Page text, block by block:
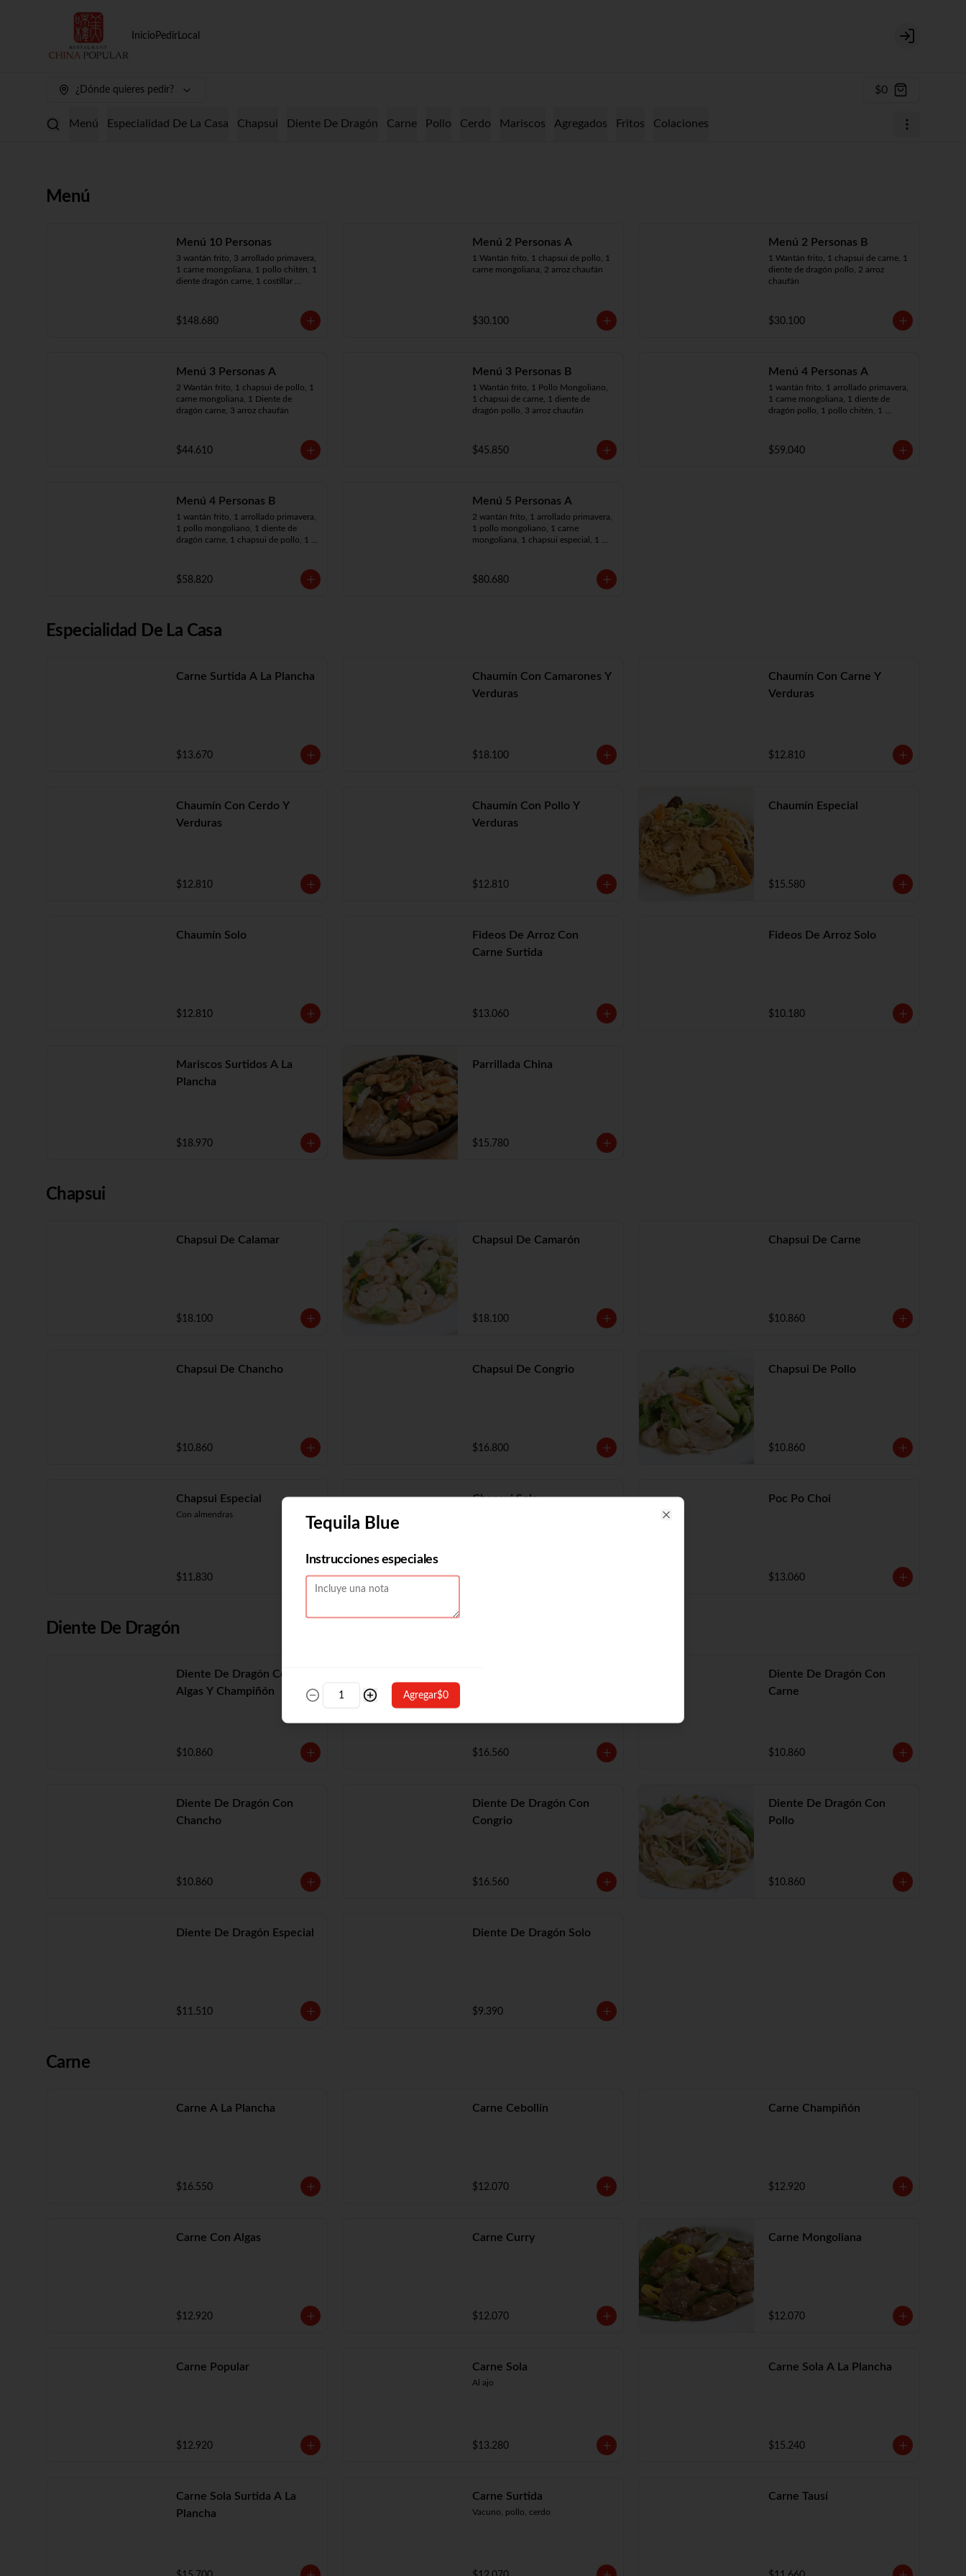
Inicio Pedir Local
Login
¿Dónde quieres pedir? $0
Menú Especialidad De La Casa Chapsui Diente De Dragón Carne Pollo Cerdo Mariscos Agregados Fritos Colaciones
Menú
Menú 10 Personas
3 wantán frito, 3 arrollado primavera,
1 carne mongoliana, 1 pollo chitén, 1
diente dragón carne, 1 costillar
mongoliano, 1 mariscos surtidos, 10
arroz chaufán
$148.680
Menú 2 Personas A
1 Wantán frito, 1 chapsui de pollo, 1
carne mongoliana, 2 arroz chaufán
$30.100
Menú 2 Personas B
1 Wantán frito, 1 chapsui de carne, 1
diente de dragón pollo, 2 arroz
chaufán
$30.100
Menú 3 Personas A
2 Wantán frito, 1 chapsui de pollo, 1
carne mongoliana, 1 Diente de
dragón carne, 3 arroz chaufán
$44.610
Menú 3 Personas B
1 Wantán frito, 1 Pollo Mongoliano,
1 chapsui de carne, 1 diente de
dragón pollo, 3 arroz chaufán
$45.850
Menú 4 Personas A
1 wantán frito, 1 arrollado primavera,
1 carne mongoliana, 1 diente de
dragón pollo, 1 pollo chitén, 1
$59.040
Menú 4 Personas B
1 wantán frito, 1 arrollado primavera,
1 pollo mongoliano, 1 diente de
dragón carne, 1 chapsui de pollo, 1
$58.820
Menú 5 Personas A
2 wantán frito, 1 arrollado primavera,
1 pollo mongoliano, 1 carne
mongoliana, 1 chapsui especial, 1
$80.680
Especialidad De La Casa
Carne Surtida A La Plancha
$13.670
Chaumín Con Camarones Y
Verduras
$18.100
Chaumín Con Carne Y
Verduras
$12.810
Chaumín Con Cerdo Y
Verduras
$12.810
Chaumín Con Pollo Y
Verduras
$12.810
Chaumín Especial
$15.580
Chaumín Solo
$12.810
Fideos De Arroz Con
Carne Surtida
$13.060
Fideos De Arroz Solo
$10.180
Mariscos Surtidos A La
Plancha
$18.970
Parrillada China
$15.780
Chapsui
Chapsui De Calamar
$18.100
Chapsui De Camarón
$18.100
Chapsui De Carne
$10.860
Chapsui De Chancho
$10.860
Chapsui De Congrio
$16.800
Chapsui De Pollo
$10.860
Chapsui Especial
Con almendras
$11.830
Chapsui Solo Poc Po Choi
$13.060
Diente De Dragón
Diente De Dragón Con
Algas Y Champiñón
$10.860 $16.560
Diente De Dragón Con
Carne
$10.860
Diente De Dragón Con
Chancho
$10.860
Diente De Dragón Con
Congrio
$16.560
Diente De Dragón Con
Pollo
$10.860
Diente De Dragón Especial
$11.510
Diente De Dragón Solo
$9.390
Carne
Carne A La Plancha
$16.550
Carne Cebollín
$12.070
Carne Champiñón
$12.920
Carne Con Algas
$12.920
Carne Curry
$12.070
Carne Mongoliana
$12.070
Carne Popular
$12.920
Carne Sola
Al ajo
$13.280
Carne Sola A La Plancha
$15.240
Carne Sola Surtida A La
Plancha
Carne Surtida
Vacuno, pollo, cerdo
Carne Tausí
Tequila Blue
Instrucciones especiales
Agregar$0